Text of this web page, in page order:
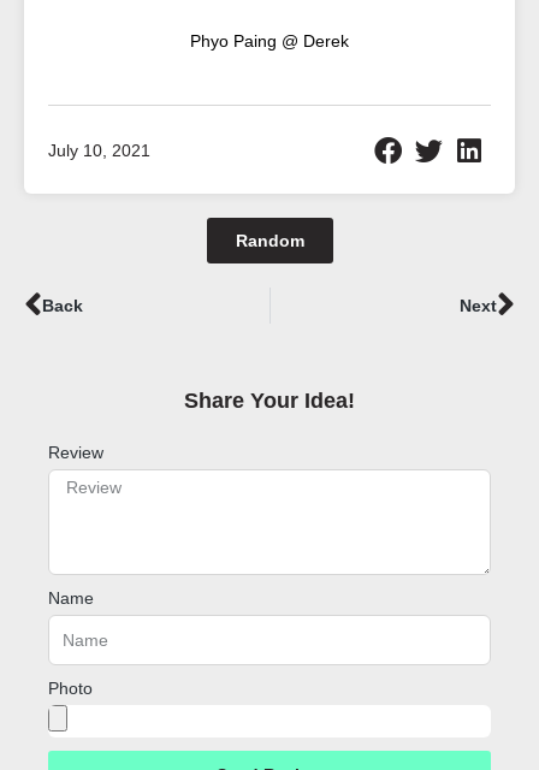
Phyo Paing @ Derek
July 10, 2021
Random
Prev
Back Next
Share Your Idea!​
Review
Name
Photo